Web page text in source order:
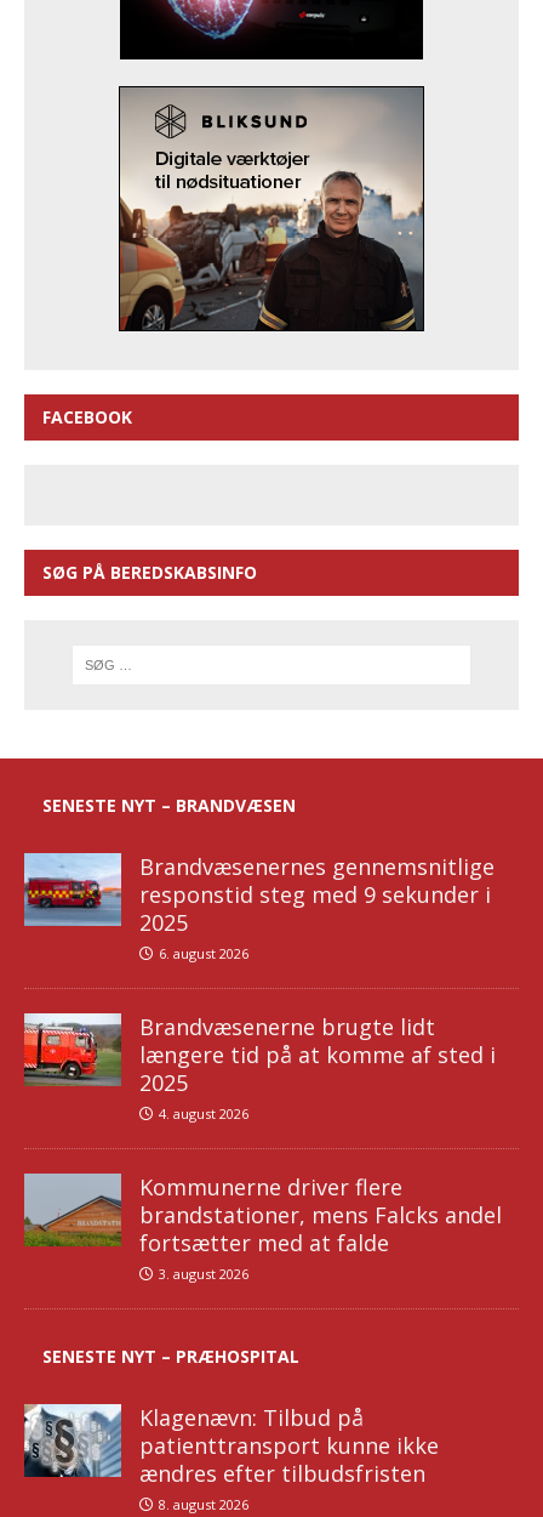
FACEBOOK
SØG PÅ BEREDSKABSINFO
SENESTE NYT – BRANDVÆSEN
Brandvæsenernes gennemsnitlige
responstid steg med 9 sekunder i
2025
6. august 2026
Brandvæsenerne brugte lidt
længere tid på at komme af sted i
2025
4. august 2026
Kommunerne driver flere
brandstationer, mens Falcks andel
fortsætter med at falde
3. august 2026
SENESTE NYT – PRÆHOSPITAL
Klagenævn: Tilbud på
patienttransport kunne ikke
ændres efter tilbudsfristen
8. august 2026